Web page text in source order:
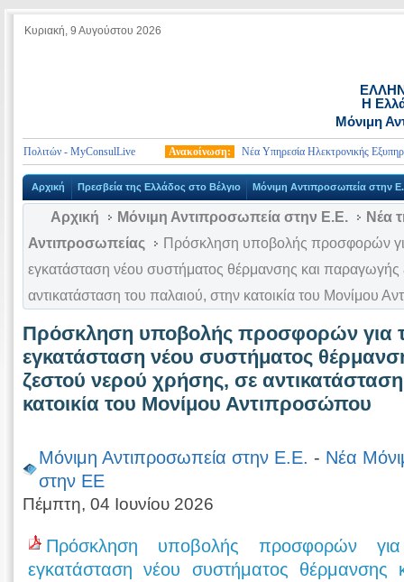
Κυριακή, 9 Αυγούστου 2026
Η
Μόνιμη
Πολιτών - MyConsulLive Ανακοίνωση: Νέα Υπηρεσία Ηλεκτρονικής
Αρχική Πρεσβεία της Ελλάδος στο Βέλγιο Μόνιμη Αντιπροσωπεία στην
Αρχική Μόνιμη Αντιπροσωπεία στην Ε.Ε.
Νέα
Αντιπροσωπείας
Πρόσκληση υποβολής προσφορών
εγκατάσταση νέου συστήματος θέρμανσης και
αντικατάσταση του παλαιού, στην κατοικία του Μονίμου
Πρόσκληση υποβολής προσφορών για
εγκατάσταση νέου συστήματος
ζεστού νερού χρήσης, σε
κατοικία του Μονίμου Αντιπροσώπου
Μόνιμη Αντιπροσωπεία στην Ε.Ε. - Νέα
στην ΕΕ
Πέμπτη, 04 Ιουνίου 2026
Πρόσκληση υποβολής προσφορών
εγκατάσταση νέου συστήματος θέρμανσης